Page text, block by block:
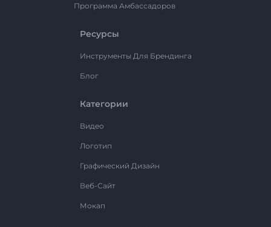
Программа Амбассадоров
Ресурсы
Инструменты Для Брендинга
Блог
Категории
Видео
Логотип
Графический Дизайн
Веб-Сайт
Мокап